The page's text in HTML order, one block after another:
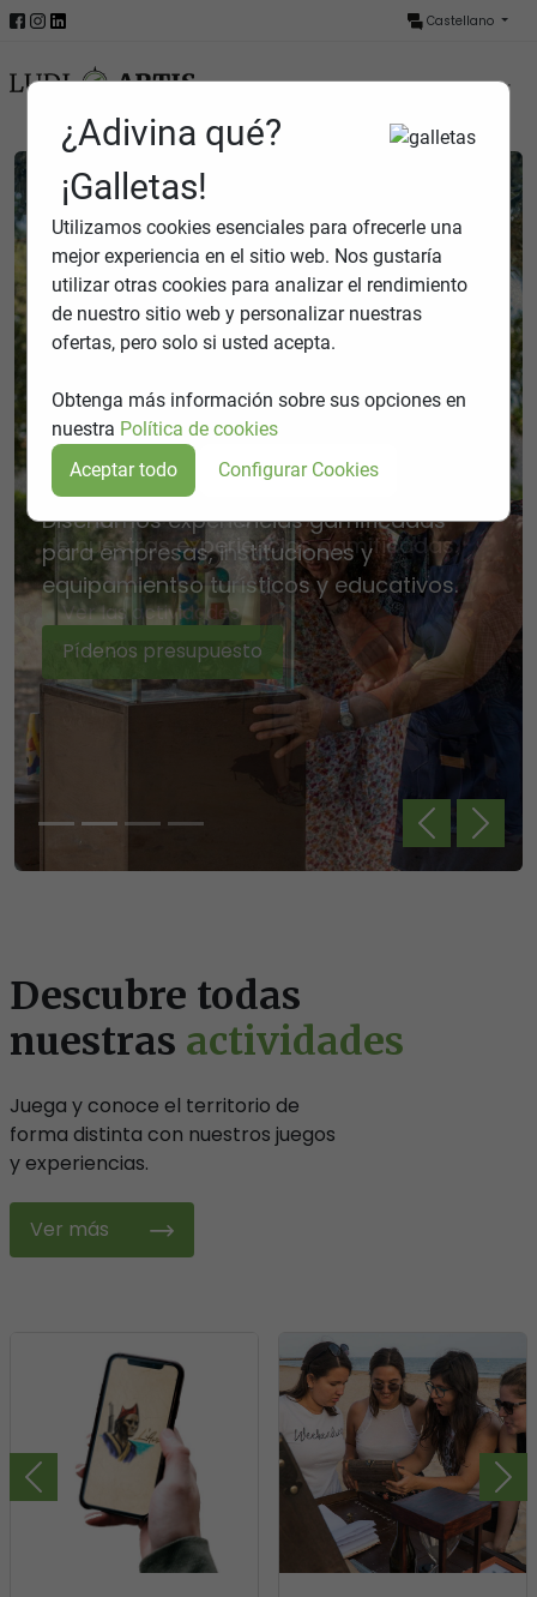
Castellano
¿Adivina qué?
¡Galletas!
Utilizamos cookies esenciales para ofrecerle una
mejor experiencia en el sitio web. Nos gustaría
utilizar otras cookies para analizar el rendimiento
de nuestro sitio web y personalizar nuestras
ofertas, pero solo si usted acepta.
Obtenga más información sobre sus opciones en
nuestra Política de cookies
Aceptar todo
Configurar Cookies
Gamificación turística,
interpretativa e
histórica
Diseñamos experiencias gamificadas
para empresas, instituciones y
equipamientso turísticos y educativos.
Pídenos presupuesto
Juegos y actividades al
aire libre
Pon a prueba tu ingenio y ven a disfrutar
de nuestras experiencias gamificadas.
Ver las actividades
Diseñamos experiencias gamificadas
para empresas, instituciones y
equipamientso turísticos y educativos.
Pídenos presupuesto
Diseñamos experiencias gamificadas
para empresas, instituciones y
equipamientso turísticos y educativos.
Pídenos presupuesto
PreviousNext
Descubre todas
nuestras actividades
Juega y conoce el territorio de
forma distinta con nuestros juegos
y experiencias.
Ver más
Previous